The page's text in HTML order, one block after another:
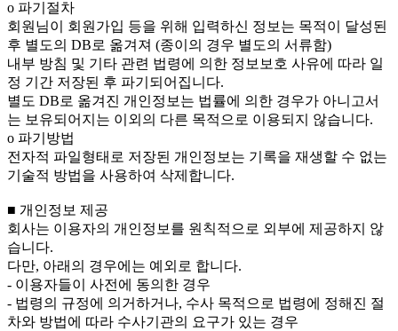
ο 파기절차
회원님이 회원가입 등을 위해 입력하신 정보는 목적이 달성된
후 별도의 DB로 옮겨져 (종이의 경우 별도의 서류함)
내부 방침 및 기타 관련 법령에 의한 정보보호 사유에 따라 일
정 기간 저장된 후 파기되어집니다.
별도 DB로 옮겨진 개인정보는 법률에 의한 경우가 아니고서
는 보유되어지는 이외의 다른 목적으로 이용되지 않습니다.
ο 파기방법
전자적 파일형태로 저장된 개인정보는 기록을 재생할 수 없는
기술적 방법을 사용하여 삭제합니다.
■ 개인정보 제공
회사는 이용자의 개인정보를 원칙적으로 외부에 제공하지 않
습니다.
다만, 아래의 경우에는 예외로 합니다.
- 이용자들이 사전에 동의한 경우
- 법령의 규정에 의거하거나, 수사 목적으로 법령에 정해진 절
차와 방법에 따라 수사기관의 요구가 있는 경우